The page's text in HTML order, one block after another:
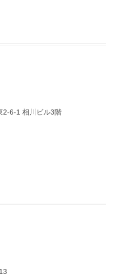
2-6-1 相川ビル3階